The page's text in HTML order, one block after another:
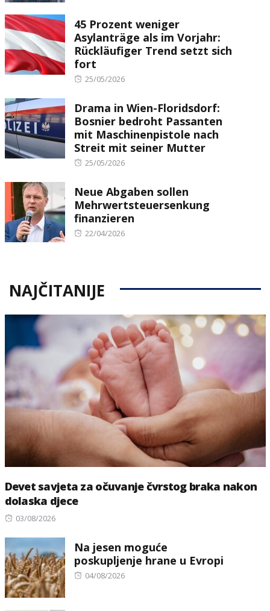
45 Prozent weniger
Asylanträge als im Vorjahr:
Rückläufiger Trend setzt sich
fort
Posted
25/05/2026
Drama in Wien-Floridsdorf:
Bosnier bedroht Passanten
mit Maschinenpistole nach
Streit mit seiner Mutter
Posted
25/05/2026
Neue Abgaben sollen
Mehrwertsteuersenkung
finanzieren
Posted
22/04/2026
NAJČITANIJE
Devet savjeta za očuvanje čvrstog braka nakon
dolaska djece
Posted
03/08/2026
Na jesen moguće
poskupljenje hrane u Evropi
Posted
04/08/2026